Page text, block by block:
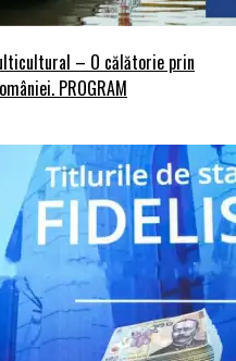
– O călătorie prin
PROGRAM